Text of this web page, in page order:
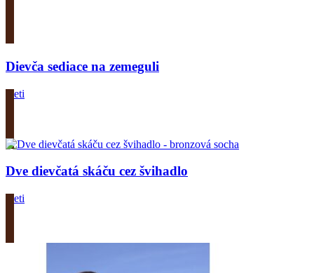
Dievča sediace na zemeguli
Deti
Dve dievčatá skáču cez švihadlo
Deti